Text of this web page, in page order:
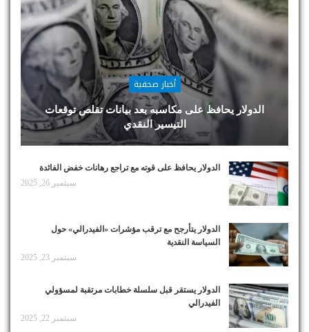
أخبار صحفية
الدولار يحافظ على مكاسبه بعد بيانات تقلص توقعات
التيسير النقدي
الدولار يحافظ على قوته مع تراجع رهانات خفض الفائدة
سبتمبر 26, 2025
الدولار يتأرجح مع ترقب مؤشرات «الفيدرالي» حول
السياسة النقدية
سبتمبر 23, 2025
الدولار يستقر قبل سلسلة خطابات مرتقبة لمسؤولي
الفيدرالي
سبتمبر 22, 2025